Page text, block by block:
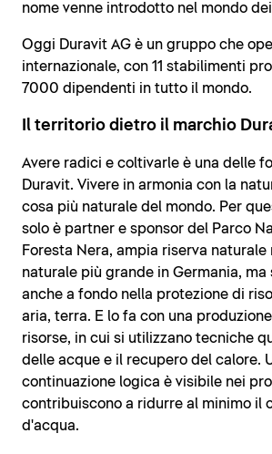
nome venne introdotto nel mondo
Oggi Duravit AG è un gruppo che
internazionale, con 11 stabilimenti
7000 dipendenti in tutto il mondo.
Il territorio dietro il marchio
Avere radici e coltivarle è una delle
Duravit. Vivere in armonia con la
cosa più naturale del mondo. Per
solo è partner e sponsor del Parco
Foresta Nera, ampia riserva
naturale più grande in Germania, ma
anche a fondo nella protezione di
aria, terra. E lo fa con una
risorse, in cui si utilizzano tecniche
delle acque e il recupero del calore.
continuazione logica è visibile nei
contribuiscono a ridurre al minimo il
d'acqua.